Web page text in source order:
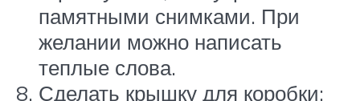
памятными снимками. При
желании можно написать
теплые слова.
Сделать крышку для коробки: